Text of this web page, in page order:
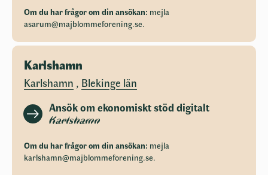
Om du har frågor om din ansökan: mejla
asarum@majblommeforening.se.
Karlshamn
Karlshamn , Blekinge län
Ansök om ekonomiskt stöd digitalt
Karlshamn
Om du har frågor om din ansökan: mejla
karlshamn@majblommeforening.se.